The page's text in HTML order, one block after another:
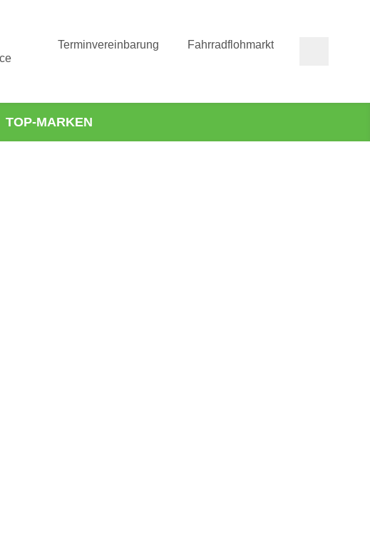
Terminvereinbarung Fahrradflohmarkt
TOP-MARKEN